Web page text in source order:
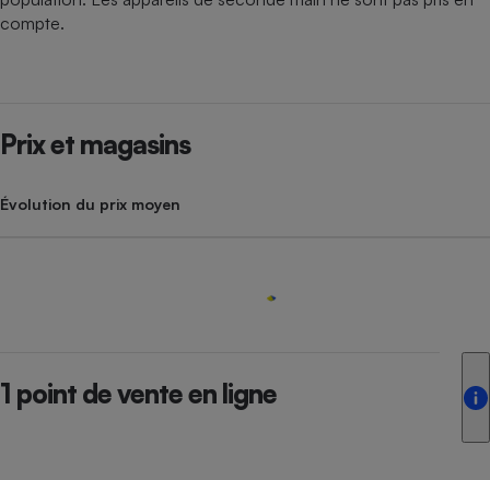
compte.
Prix et magasins
Évolution du prix moyen
1 point de vente en ligne